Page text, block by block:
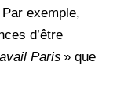
exemple,
d’être
Paris » que